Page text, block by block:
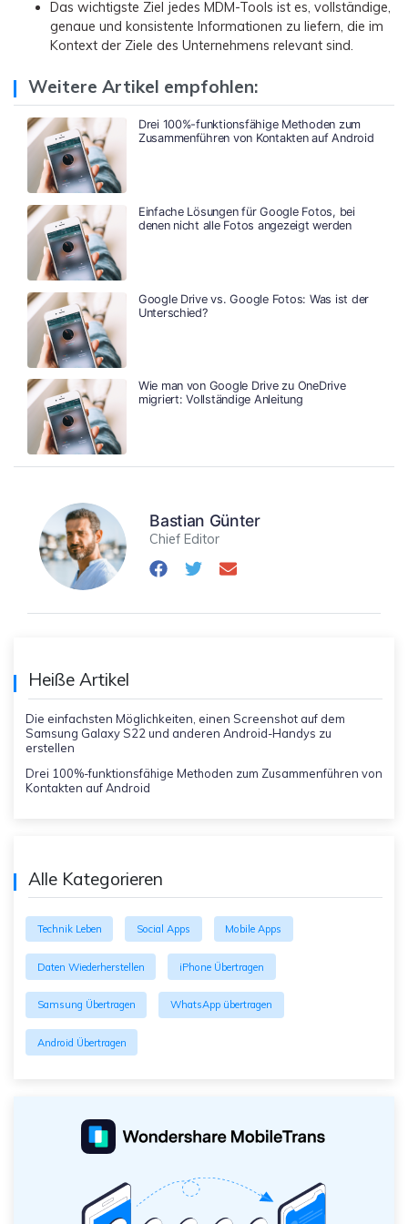
Das wichtigste Ziel jedes MDM-Tools ist es, vollständige,
genaue und konsistente Informationen zu liefern, die im
Kontext der Ziele des Unternehmens relevant sind.
Weitere Artikel empfohlen:
Drei 100%-funktionsfähige Methoden zum
Zusammenführen von Kontakten auf Android
Einfache Lösungen für Google Fotos, bei
denen nicht alle Fotos angezeigt werden
Google Drive vs. Google Fotos: Was ist der
Unterschied?
Wie man von Google Drive zu OneDrive
migriert: Vollständige Anleitung
Bastian Günter
Chief Editor
Heiße Artikel
Die einfachsten Möglichkeiten, einen Screenshot auf dem
Samsung Galaxy S22 und anderen Android-Handys zu
erstellen
Drei 100%-funktionsfähige Methoden zum Zusammenführen von
Kontakten auf Android
Alle Kategorieren
Technik Leben Social Apps Mobile Apps
Daten Wiederherstellen iPhone Übertragen
Samsung Übertragen WhatsApp übertragen
Android Übertragen